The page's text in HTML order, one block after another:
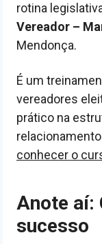
rotina
Vereador –
Mendonça.
É um
vereadores
prático na
conhecer o
Anote aí:
sucesso